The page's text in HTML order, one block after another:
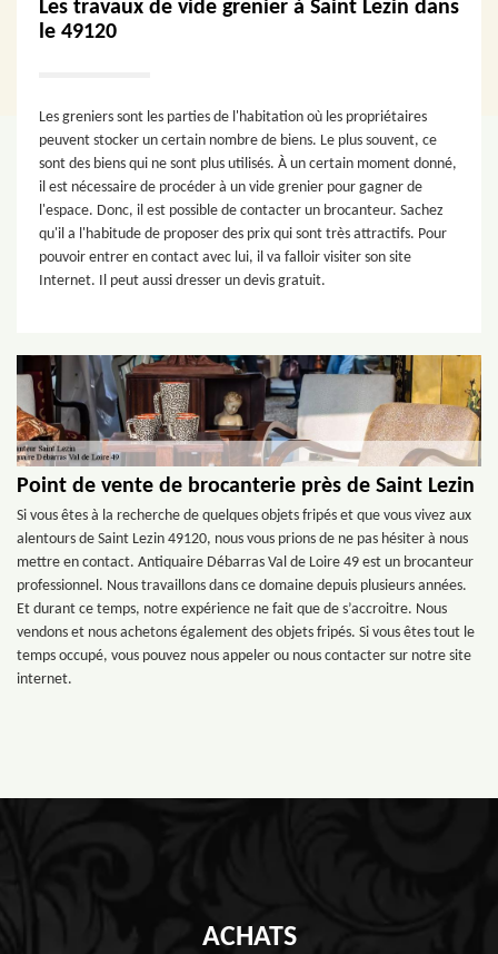
Les travaux de vide grenier à Saint Lezin dans
le 49120
Les greniers sont les parties de l'habitation où les propriétaires
peuvent stocker un certain nombre de biens. Le plus souvent, ce
sont des biens qui ne sont plus utilisés. À un certain moment donné,
il est nécessaire de procéder à un vide grenier pour gagner de
l'espace. Donc, il est possible de contacter un brocanteur. Sachez
qu'il a l'habitude de proposer des prix qui sont très attractifs. Pour
pouvoir entrer en contact avec lui, il va falloir visiter son site
Internet. Il peut aussi dresser un devis gratuit.
Point de vente de brocanterie près de Saint Lezin
Si vous êtes à la recherche de quelques objets fripés et que vous vivez aux
alentours de Saint Lezin 49120, nous vous prions de ne pas hésiter à nous
mettre en contact. Antiquaire Débarras Val de Loire 49 est un brocanteur
professionnel. Nous travaillons dans ce domaine depuis plusieurs années.
Et durant ce temps, notre expérience ne fait que de s’accroitre. Nous
vendons et nous achetons également des objets fripés. Si vous êtes tout le
temps occupé, vous pouvez nous appeler ou nous contacter sur notre site
internet.
ACHATS